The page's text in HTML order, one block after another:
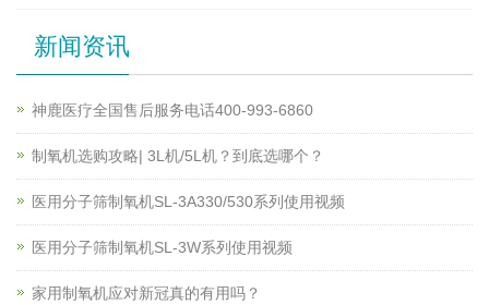
新闻资讯
神鹿医疗全国售后服务电话400-993-6860
制氧机选购攻略| 3L机/5L机？到底选哪个？
医用分子筛制氧机SL-3A330/530系列使用视频
医用分子筛制氧机SL-3W系列使用视频
家用制氧机应对新冠真的有用吗？